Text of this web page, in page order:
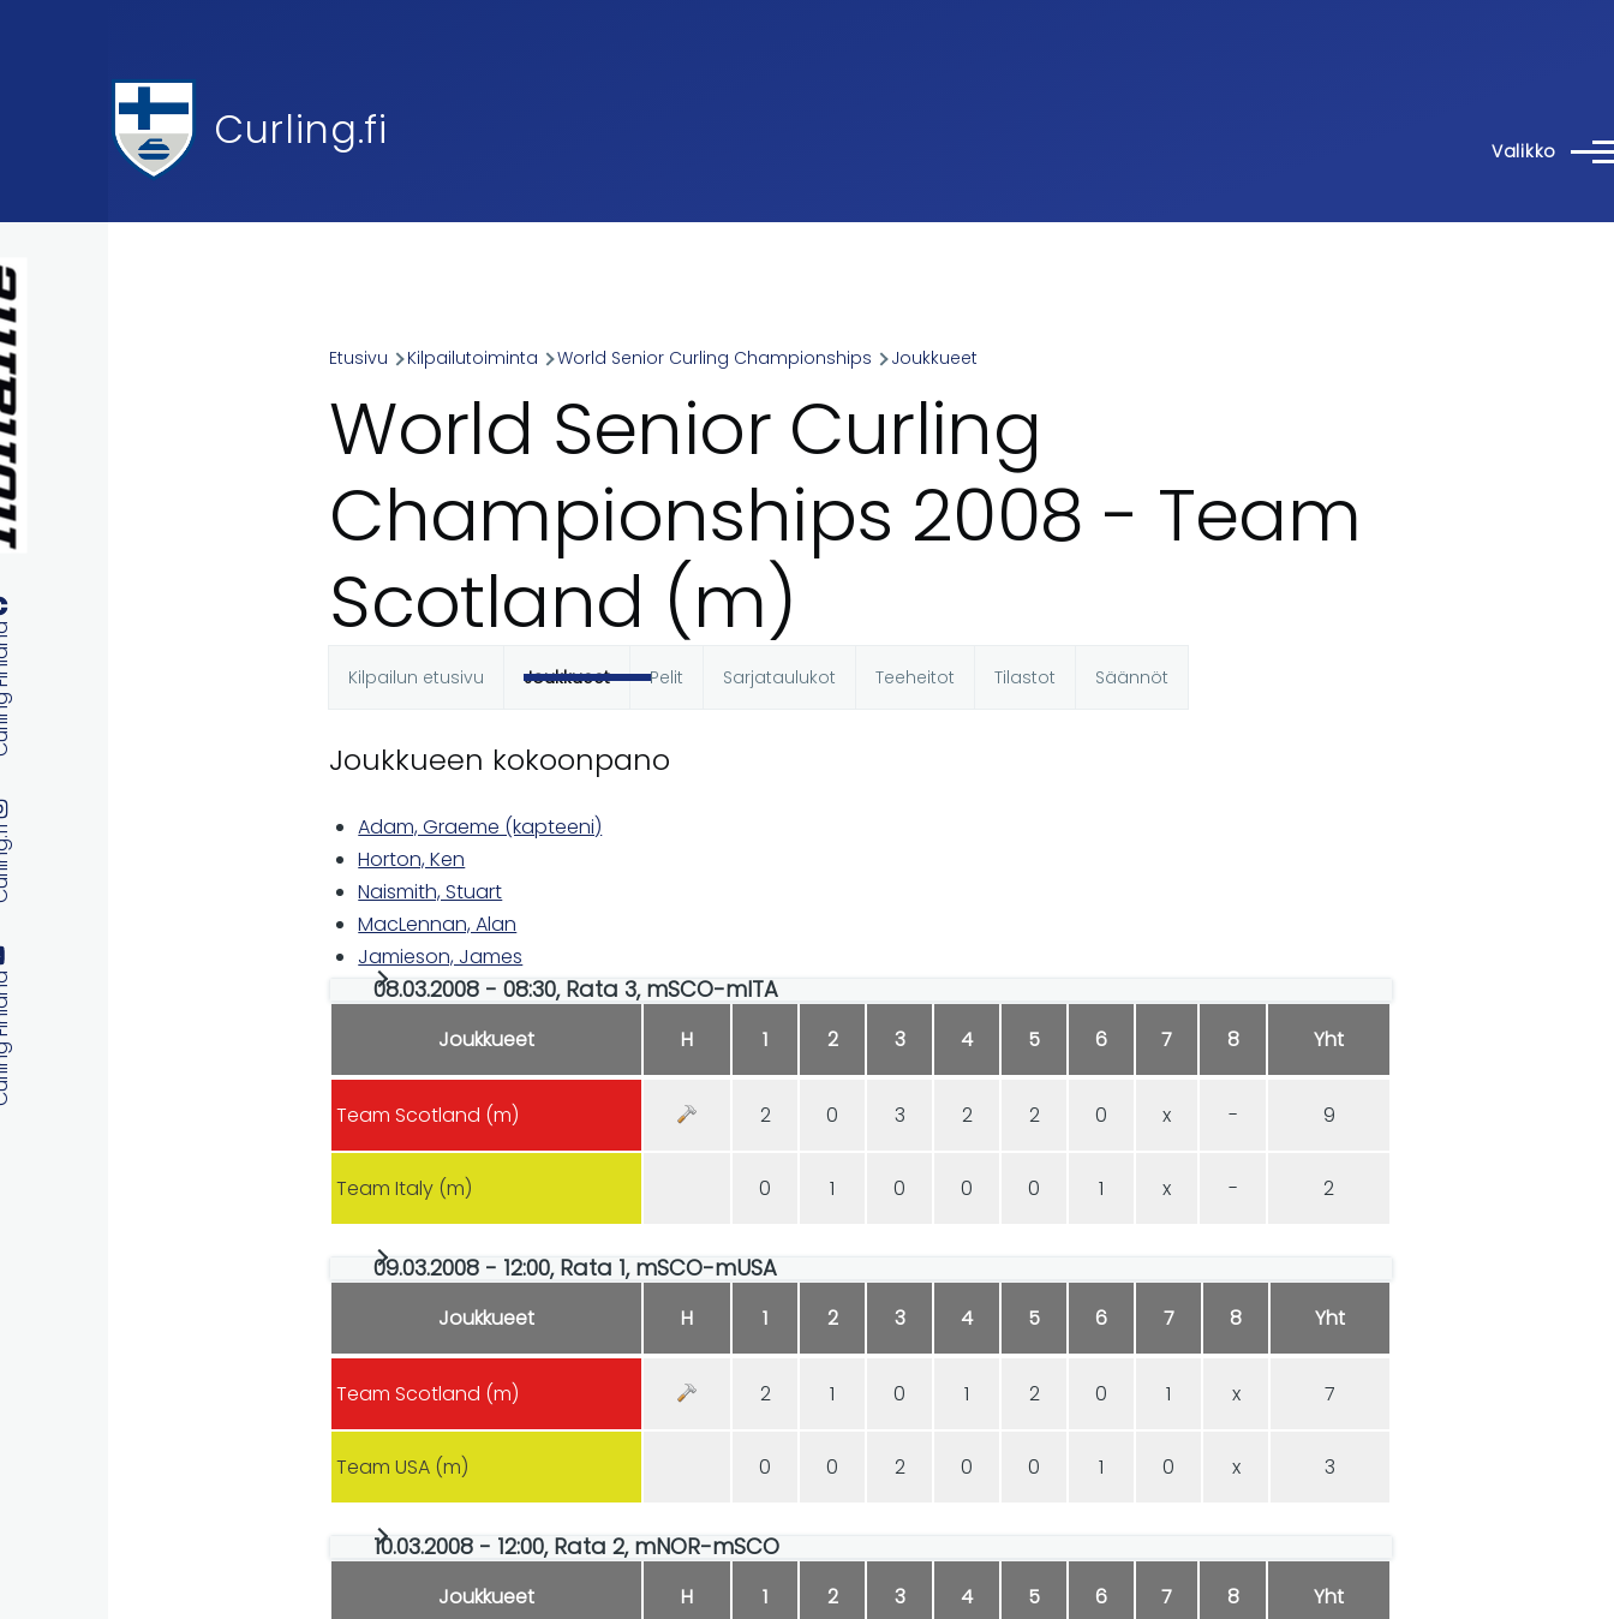
Curling.fi Valikko
Breadcrumb
Etusivu Kilpailutoiminta World Senior Curling Championships Joukkueet
World Senior Curling
Championships 2008 - Team
Scotland (m)
välilehdet
Kilpailun etusivu Joukkueet Pelit Sarjataulukot Teeheitot Tilastot Säännöt
Joukkueen kokoonpano
Adam, Graeme (kapteeni)
Horton, Ken
Naismith, Stuart
MacLennan, Alan
Jamieson, James
08.03.2008 - 08:30, Rata 3, mSCO-mITA
Joukkueet H 1 2 3 4 5 6 7 8 Yht
Team Scotland (m) 2 0 3 2 2 0 x - 9
Team Italy (m) 0 1 0 0 0 1 x - 2
09.03.2008 - 12:00, Rata 1, mSCO-mUSA
Joukkueet H 1 2 3 4 5 6 7 8 Yht
Team Scotland (m) 2 1 0 1 2 0 1 x 7
Team USA (m) 0 0 2 0 0 1 0 x 3
10.03.2008 - 12:00, Rata 2, mNOR-mSCO
Joukkueet H 1 2 3 4 5 6 7 8 Yht